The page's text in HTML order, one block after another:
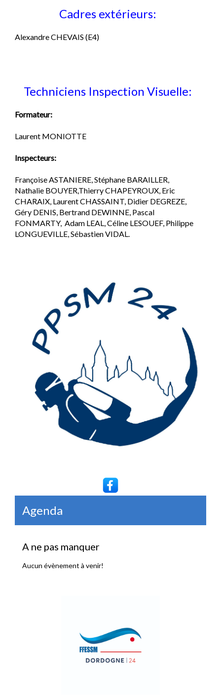
Cadres extérieurs:
Alexandre CHEVAIS (E4)
Techniciens Inspection Visuelle:
Formateur:
Laurent MONIOTTE
Inspecteurs:
Françoise ASTANIERE, Stéphane BARAILLER,
Nathalie BOUYER,Thierry CHAPEYROUX, Eric
CHARAIX, Laurent CHASSAINT, Didier DEGREZE,
Géry DENIS, Bertrand DEWINNE, Pascal
FONMARTY, Adam LEAL, Céline LESOUEF, Philippe
LONGUEVILLE, Sébastien VIDAL.
Agenda
A ne pas manquer
Aucun évènement à venir!